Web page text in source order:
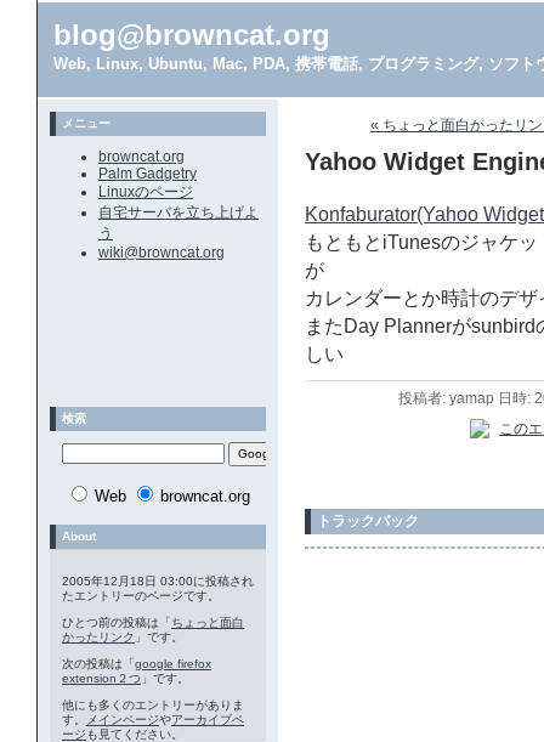
blog@browncat.org
Web, Linux, Ubuntu, Mac, PDA, 携帯電話, プログラミング, ソフト
« ちょっと面白かったリ
Yahoo Widget
Konfaburator(Yahoo
もともとiTunesのジャケ
が
カレンダーとか時計のデ
またDay Plannerが
しい
投稿者: yamap 日時:
トラックバック
メニュー
browncat.org
Palm Gadgetry
Linuxのページ
自宅サーバを立ち上げよ
う
wiki@browncat.org
検索
Web browncat.org
About
2005年12月18日 03:00に投稿され
たエントリーのページです。
ひとつ前の投稿は「ちょっと面白
かったリンク 」です。
次の投稿は「google firefox
extension２つ 」です。
他にも多くのエントリーがありま
す。
メインページやアーカイブペ
ージ も見てください。